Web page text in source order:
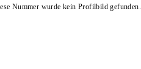
Nummer wurde kein Profilbild gefunden.